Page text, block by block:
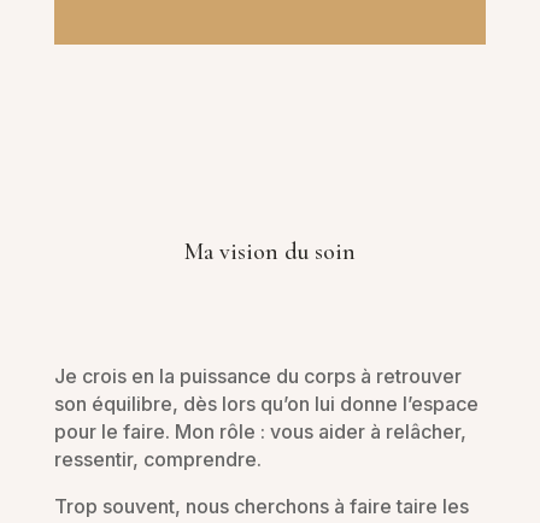
Ma vision du soin
Je crois en la puissance du corps à retrouver
son équilibre, dès lors qu’on lui donne l’espace
pour le faire. Mon rôle : vous aider à relâcher,
ressentir, comprendre.
Trop souvent, nous cherchons à faire taire les